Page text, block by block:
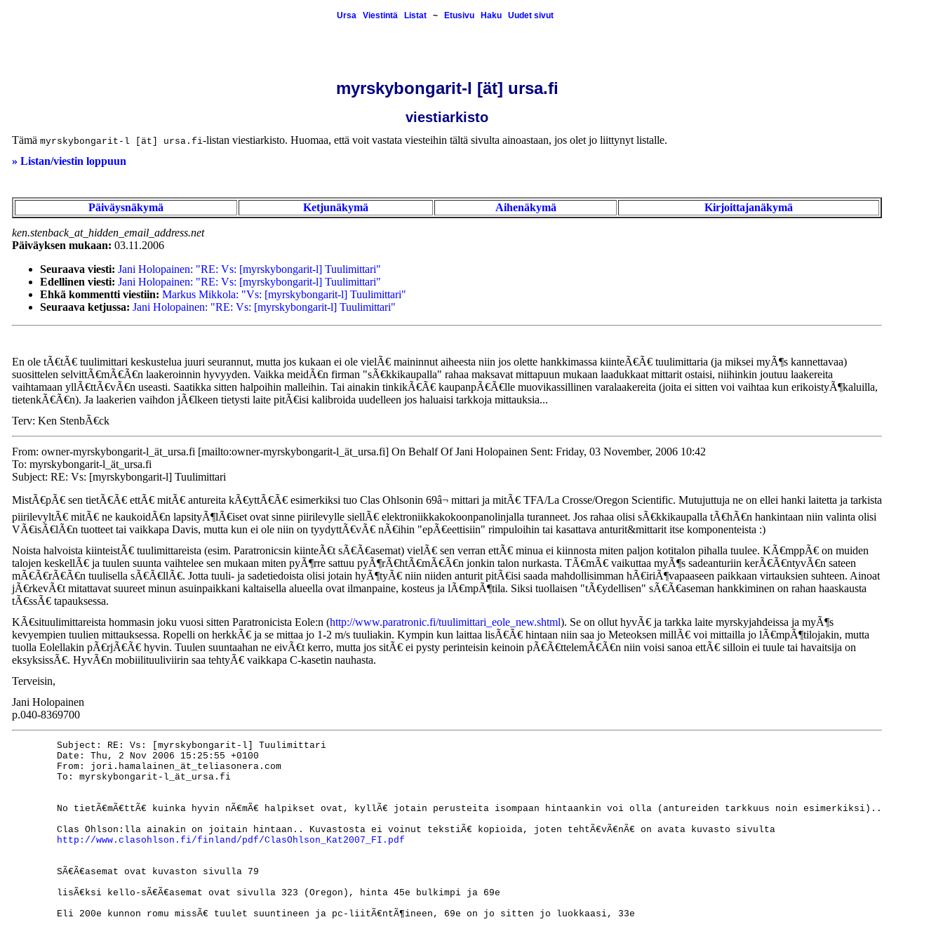
Ursa Viestintä Listat~ Etusivu Haku Uudet sivut
myrskybongarit-l [ät] ursa.fi
viestiarkisto
Tämä myrskybongarit-l [ät] ursa.fi-listan viestiarkisto. Huomaa, että voit vastata viesteihin tältä sivulta ainoastaan, jos olet jo liittynyt listalle.
» Listan/viestin loppuun
Päiväysnäkymä Ketjunäkymä Aihenäkymä Kirjoittajanäkymä
ken.stenback_at_hidden_email_address.net
Päiväyksen mukaan: 03.11.2006
Seuraava viesti: Jani Holopainen: "RE: Vs: [myrskybongarit-l] Tuulimittari"
Edellinen viesti: Jani Holopainen: "RE: Vs: [myrskybongarit-l] Tuulimittari"
Ehkä kommentti viestiin: Markus Mikkola: "Vs: [myrskybongarit-l] Tuulimittari"
Seuraava ketjussa: Jani Holopainen: "RE: Vs: [myrskybongarit-l] Tuulimittari"
En ole tÃ€tÃ€ tuulimittari keskustelua juuri seurannut, mutta jos kukaan ei ole vielÃ€ maininnut aiheesta niin jos olette hankkimassa kiinteÃ€Ã€ tuulimittaria (ja miksei myÃ¶s kannettavaa)
suosittelen selvittÃ€mÃ€Ã€n laakeroinnin hyvyyden. Vaikka meidÃ€n firman "sÃ€kkikaupalla" rahaa maksavat mittapuun mukaan laadukkaat mittarit ostaisi, niihinkin joutuu laakereita
vaihtamaan yllÃ€ttÃ€vÃ€n useasti. Saatikka sitten halpoihin malleihin. Tai ainakin tinkikÃ€Ã€ kaupanpÃ€Ã€lle muovikassillinen varalaakereita (joita ei sitten voi vaihtaa kun erikoistyÃ¶kaluilla,
tietenkÃ€Ã€n). Ja laakerien vaihdon jÃ€lkeen tietysti laite pitÃ€isi kalibroida uudelleen jos haluaisi tarkkoja mittauksia...
Terv: Ken StenbÃ€ck
From: owner-myrskybongarit-l_ät_ursa.fi [mailto:owner-myrskybongarit-l_ät_ursa.fi] On Behalf Of Jani Holopainen Sent: Friday, 03 November, 2006 10:42
To: myrskybongarit-l_ät_ursa.fi
Subject: RE: Vs: [myrskybongarit-l] Tuulimittari
MistÃ€pÃ€ sen tietÃ€Ã€ ettÃ€ mitÃ€ antureita kÃ€yttÃ€Ã€ esimerkiksi tuo Clas Ohlsonin 69â¬ mittari ja mitÃ€ TFA/La Crosse/Oregon Scientific. Mutujuttuja ne on ellei hanki laitetta ja tarkista
piirilevyltÃ€ mitÃ€ ne kaukoidÃ€n lapsityÃ¶lÃ€iset ovat sinne piirilevylle siellÃ€ elektroniikkakokoonpanolinjalla turanneet. Jos rahaa olisi sÃ€kkikaupalla tÃ€hÃ€n hankintaan niin valinta olisi
VÃ€isÃ€lÃ€n tuotteet tai vaikkapa Davis, mutta kun ei ole niin on tyydyttÃ€vÃ€ nÃ€ihin "epÃ€eettisiin" rimpuloihin tai kasattava anturit&mittarit itse komponenteista :)
Noista halvoista kiinteistÃ€ tuulimittareista (esim. Paratronicsin kiinteÃ€t sÃ€Ã€asemat) vielÃ€ sen verran ettÃ€ minua ei kiinnosta miten paljon kotitalon pihalla tuulee. KÃ€mppÃ€ on muiden
talojen keskellÃ€ ja tuulen suunta vaihtelee sen mukaan miten pyÃ¶rre sattuu pyÃ¶rÃ€htÃ€mÃ€Ã€n jonkin talon nurkasta. TÃ€mÃ€ vaikuttaa myÃ¶s sadeanturiin kerÃ€Ã€ntyvÃ€n sateen
mÃ€Ã€rÃ€Ã€n tuulisella sÃ€Ã€llÃ€. Jotta tuuli- ja sadetiedoista olisi jotain hyÃ¶tyÃ€ niin niiden anturit pitÃ€isi saada mahdollisimman hÃ€iriÃ¶vapaaseen paikkaan virtauksien suhteen. Ainoat
jÃ€rkevÃ€t mitattavat suureet minun asuinpaikkani kaltaisella alueella ovat ilmanpaine, kosteus ja lÃ€mpÃ¶tila. Siksi tuollaisen "tÃ€ydellisen" sÃ€Ã€aseman hankkiminen on rahan haaskausta
tÃ€ssÃ€ tapauksessa.
KÃ€situulimittareista hommasin joku vuosi sitten Paratronicista Eole:n (http://www.paratronic.fi/tuulimittari_eole_new.shtml). Se on ollut hyvÃ€ ja tarkka laite myrskyjahdeissa ja myÃ¶s
kevyempien tuulien mittauksessa. Ropelli on herkkÃ€ ja se mittaa jo 1-2 m/s tuuliakin. Kympin kun laittaa lisÃ€Ã€ hintaan niin saa jo Meteoksen millÃ€ voi mittailla jo lÃ€mpÃ¶tilojakin, mutta
tuolla Eolellakin pÃ€rjÃ€Ã€ hyvin. Tuulen suuntaahan ne eivÃ€t kerro, mutta jos sitÃ€ ei pysty perinteisin keinoin pÃ€Ã€ttelemÃ€Ã€n niin voisi sanoa ettÃ€ silloin ei tuule tai havaitsija on
eksyksissÃ€. HyvÃ€n mobiilituuliviirin saa tehtyÃ€ vaikkapa C-kasetin nauhasta.
Terveisin,
Jani Holopainen
p.040-8369700